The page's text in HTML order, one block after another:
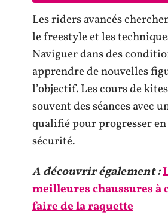
Les riders avancés
le freestyle et les
Naviguer dans des
apprendre de nouvelles
l’objectif. Les cours de
souvent des séances avec
qualifié pour progresser
sécurité.
A découvrir également :
meilleures chaussures
faire de la raquette